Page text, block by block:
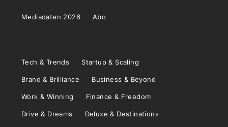
Mediadaten 2026 Abo
Tech & Trends Startup & Scaling
Brand & Brilliance Business & Beyond
Work & Winning Finance & Freedom
Drive & Dreams Deluxe & Destinations